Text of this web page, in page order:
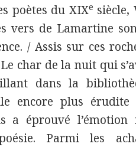
poètes du XIXe siècle,
vers de Lamartine
/ Assis sur ces
char de la nuit qui
dans la
encore plus érudite
a éprouvé
Parmi les